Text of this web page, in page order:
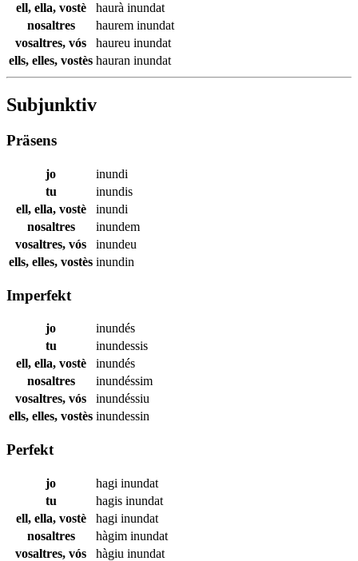
ell, ella, vostè
haurà inundat
nosaltres
haurem inundat
vosaltres, vós
haureu inundat
ells, elles, vostès hauran inundat
Subjunktiv
Präsens
jo
inundi
tu
inundis
ell, ella, vostè
inundi
nosaltres
inundem
vosaltres, vós
inundeu
ells, elles, vostès inundin
Imperfekt
jo
inundés
tu
inundessis
ell, ella, vostè
inundés
nosaltres
inundéssim
vosaltres, vós
inundéssiu
ells, elles, vostès inundessin
Perfekt
jo hagi inundat
tu
hagis inundat
ell, ella, vostè
hagi inundat
nosaltres
hàgim inundat
vosaltres, vós
hàgiu inundat